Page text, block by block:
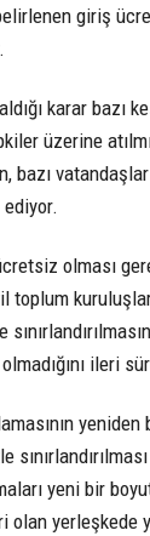
giriş
karar bazı
üzerine
bazı
ediyor.
olması
toplum
ileri
yeniden
yeni bir
olan yerleşkede